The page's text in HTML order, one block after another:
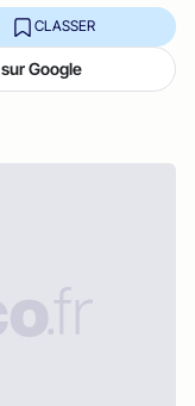
CLASSER
Google